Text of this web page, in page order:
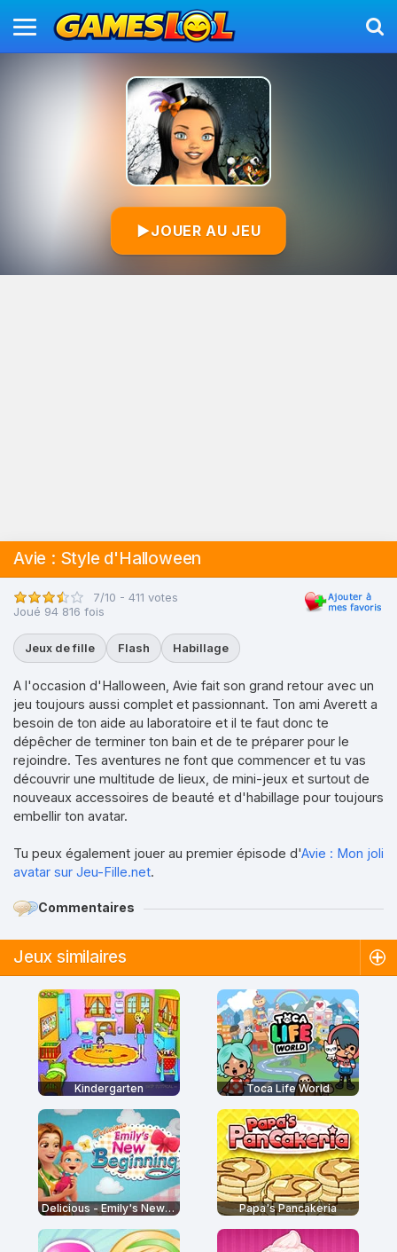
▶JOUER AU JEU
Avie : Style d'Halloween
7/10 - 411 votes
Joué 94 816 fois
Jeux de fille Flash Habillage
A l'occasion d'Halloween, Avie fait son grand retour avec un
jeu toujours aussi complet et passionnant. Ton ami Averett a
besoin de ton aide au laboratoire et il te faut donc te
dépêcher de terminer ton bain et de te préparer pour le
rejoindre. Tes aventures ne font que commencer et tu vas
découvrir une multitude de lieux, de mini-jeux et surtout de
nouveaux accessoires de beauté et d'habillage pour toujours
embellir ton avatar.
Tu peux également jouer au premier épisode d'Avie : Mon joli
avatar sur Jeu-Fille.net.
Commentaires
Jeux similaires
Kindergarten Toca Life World
Delicious - Emily's New Beginning Papa's Pancakeria